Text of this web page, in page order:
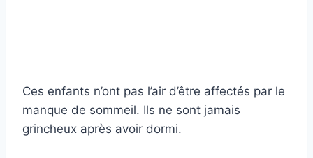
Ces enfants n’ont pas l’air d’être affectés par le
manque de sommeil. Ils ne sont jamais
grincheux après avoir dormi.